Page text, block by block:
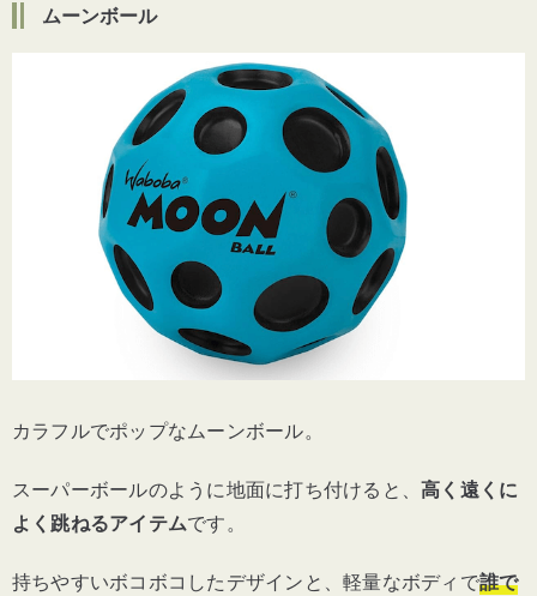
ムーンボール
カラフルでポップなムーンボール。
スーパーボールのように地面に打ち付けると、高く遠くに
よく跳ねるアイテムです。
持ちやすいボコボコしたデザインと、軽量なボディで誰で